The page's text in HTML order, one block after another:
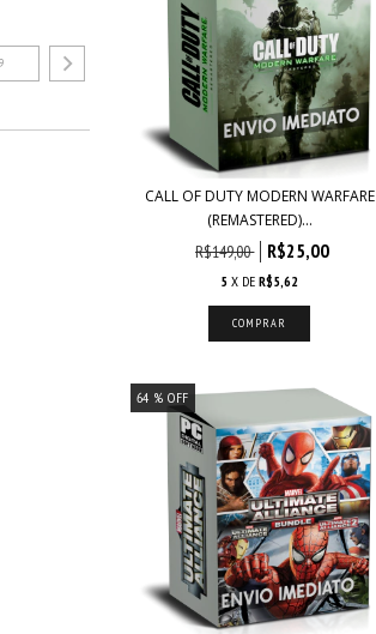
CALL OF DUTY MODERN WARFARE
(REMASTERED)...
R$149,00 R$25,00
5 X DER$5,62
64 % OFF